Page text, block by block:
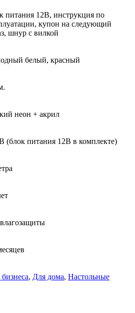
питания 12В, инструкция по
купон на следующий
шнур с вилкой
белый, красный
неон + акрил
(блок питания 12В в комплекте)
, Для дома, Настольные